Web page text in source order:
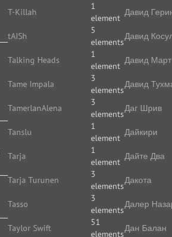
T-Killah
1
element
tAISh
5
elements
Talking Heads
1
element
Tame Impala
3
elements
TamerlanAlena
3
elements
Tanslu
1
element
Tarja
1
element
Tarja Turunen
3
elements
Tasso
3
elements
Taylor Swift
51
elements
Давид
Давид
Давид
Давид
Даг Шрив
Дайкири
Дайте Два
Дакота
Далер
Дан Балан